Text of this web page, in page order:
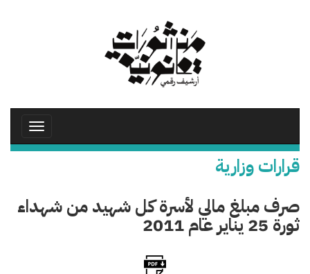
Toggle
قرارات وزارية
صرف مبلغ مالي لأسرة كل شهيد من شهداء
ثورة 25 يناير عام 2011